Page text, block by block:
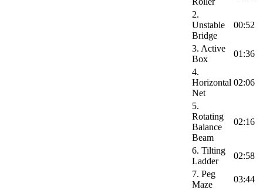
2.
Unstable
Bridge
00:52
3. Active
Box
01:36
4.
Horizontal
Net
02:06
5.
Rotating
Balance
Beam
02:16
6. Tilting
Ladder
02:58
7. Peg
Maze
03:44